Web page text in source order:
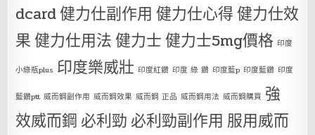
dcard健力仕副作用 健力仕心得健力仕效
果健力仕用法健力士健力士5mg價格 印度
小綠瓶plus 印度樂威壯 印度紅鑽 印度 綠 鑽 印度藍p 印度藍鑽 印度
藍鑽ptt 威而鋼副作用 威而鋼效果 威而鋼 正品 威而鋼用法 威而鋼購買 強
效威而鋼 必利勁 必利勁副作用 服用威而